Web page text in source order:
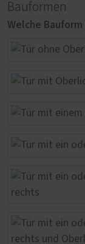
Bauformen
Welche